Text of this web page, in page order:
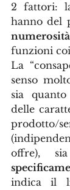
2 fattori:
funzioni
La
senso
sia
delle
prodotto/
offre),
indica il